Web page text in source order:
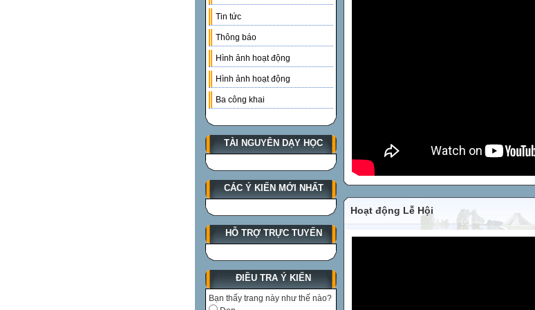
Tin tức
Thông báo
Hình ảnh hoạt động
Hình ảnh hoạt động
Ba công khai
TÀI NGUYÊN DẠY HỌC
CÁC Ý KIẾN MỚI NHẤT
HỖ TRỢ TRỰC TUYẾN
ĐIỀU TRA Ý KIẾN
Bạn thấy trang này như thế nào?
Hoạt động Lễ Hội